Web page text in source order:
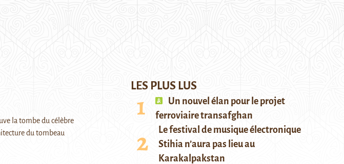
la tombe du célèbre
du tombeau
LES PLUS LUS
Un nouvel élan pour le projet
ferroviaire transafghan
Le festival de musique électronique
Stihia n’aura pas lieu au
Karakalpakstan